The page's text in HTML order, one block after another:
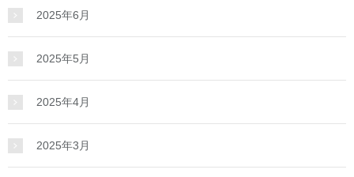
2025年6月
2025年5月
2025年4月
2025年3月